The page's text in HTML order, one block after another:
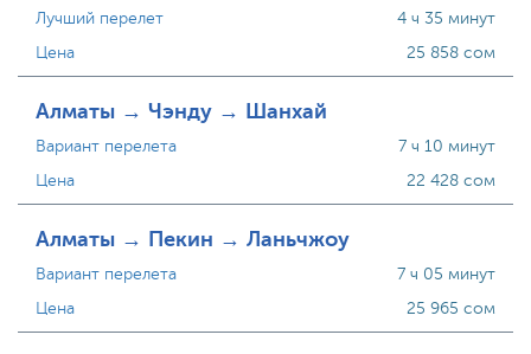
Лучший перелет
Цена
4 ч 35 минут
25 858 сом
Алматы → Чэнду → Шанхай
Вариант перелета
Цена
7 ч 10 минут
22 428 сом
Алматы → Пекин → Ланьчжоу
Вариант перелета
Цена
7 ч 05 минут
25 965 сом